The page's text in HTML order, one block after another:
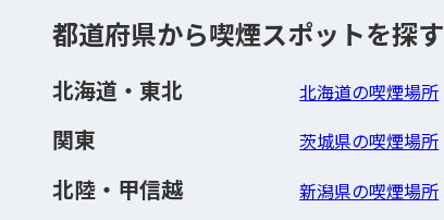
都道府県から喫煙スポットを探す
北海道・東北 北海道の喫煙場所
関東 茨城県の喫煙場所
北陸・甲信越 新潟県の喫煙場所